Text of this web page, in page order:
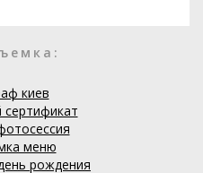
киев
меню
рождения